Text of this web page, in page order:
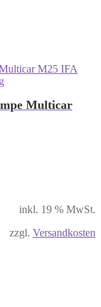
Multicar
inkl. 19 % MwSt.
zzgl. Versandkosten